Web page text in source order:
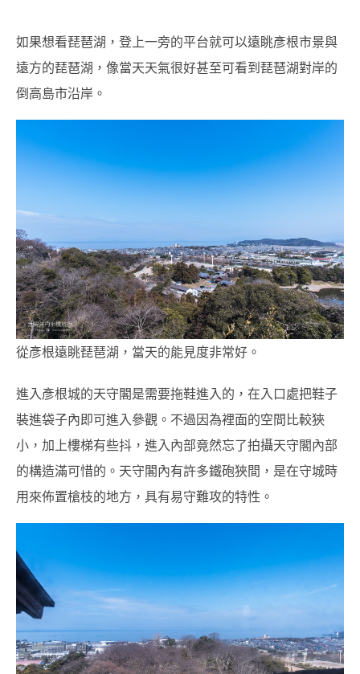
如果想看琵琶湖，登上一旁的平台就可以遠眺彥根市景與
遠方的琵琶湖，像當天天氣很好甚至可看到琵琶湖對岸的
倒高島市沿岸。
從彥根遠眺琵琶湖，當天的能見度非常好。
進入彥根城的天守閣是需要拖鞋進入的，在入口處把鞋子
裝進袋子內即可進入參觀。不過因為裡面的空間比較狹
小，加上樓梯有些抖，進入內部竟然忘了拍攝天守閣內部
的構造滿可惜的。天守閣內有許多鐵砲狹間，是在守城時
用來佈置槍枝的地方，具有易守難攻的特性。